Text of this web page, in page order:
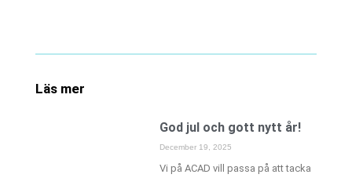
Läs mer
God jul och gott nytt år!
December 19, 2025
Vi på ACAD vill passa på att tacka